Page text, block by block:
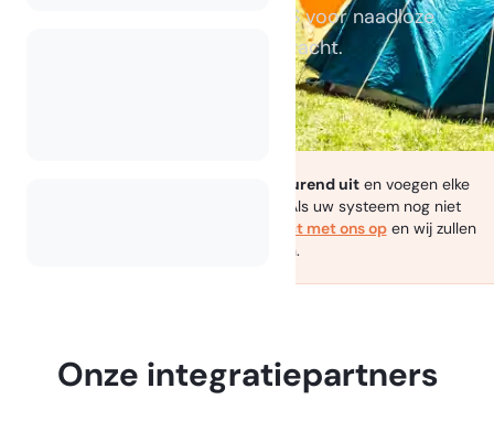
Channel Managers en PMS voor naadloze
gegevensoverdracht.
breiden onze integraties voortdurend uit en voegen elke
maand nieuwe CM's en PMS'en toe. Als uw systeem nog niet
neem contact met ons op en wij zullen
het prioriteren.
Onze integratiepartners